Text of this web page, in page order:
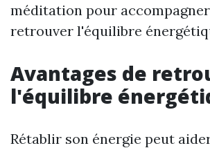
méditation pour
retrouver l'équilibre
Avantages de
l'équilibre
Rétablir son énergie peut